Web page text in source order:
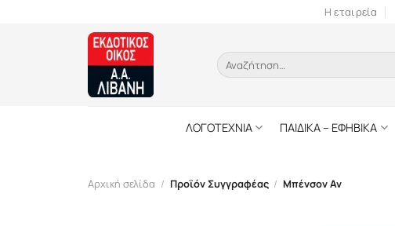
Η εταιρεία
Αναζήτηση
για:
ΛΟΓΟΤΕΧΝΙΑ ΠΑΙΔΙΚΑ – ΕΦΗΒΙΚΑ
Αρχική σελίδα / Προϊόν Συγγραφέας / Μπένσον Αν